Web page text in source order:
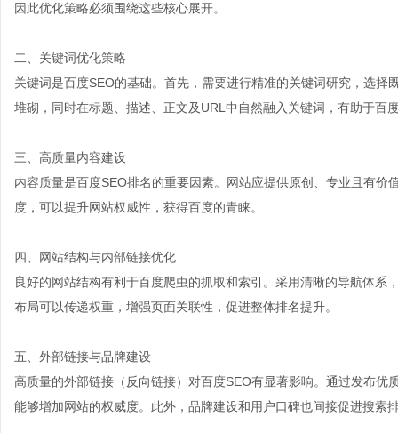
因此优化策略必须围绕这些核心展开。
二、关键词优化策略
关键词是百度SEO的基础。首先，需要进行精准的关键词研究，选
堆砌，同时在标题、描述、正文及URL中自然融入关键词，有助于百
三、高质量内容建设
内容质量是百度SEO排名的重要因素。网站应提供原创、专业且有
度，可以提升网站权威性，获得百度的青睐。
四、网站结构与内部链接优化
良好的网站结构有利于百度爬虫的抓取和索引。采用清晰的导航体
布局可以传递权重，增强页面关联性，促进整体排名提升。
五、外部链接与品牌建设
高质量的外部链接（反向链接）对百度SEO有显著影响。通过发布
能够增加网站的权威度。此外，品牌建设和用户口碑也间接促进搜索